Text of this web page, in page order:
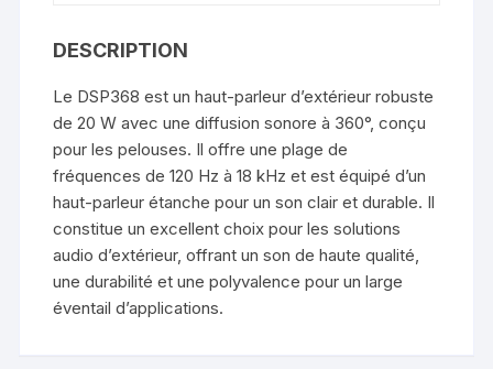
DESCRIPTION
Le DSP368 est un haut-parleur d’extérieur robuste
de 20 W avec une diffusion sonore à 360°, conçu
pour les pelouses. Il offre une plage de
fréquences de 120 Hz à 18 kHz et est équipé d’un
haut-parleur étanche pour un son clair et durable. Il
constitue un excellent choix pour les solutions
audio d’extérieur, offrant un son de haute qualité,
une durabilité et une polyvalence pour un large
éventail d’applications.